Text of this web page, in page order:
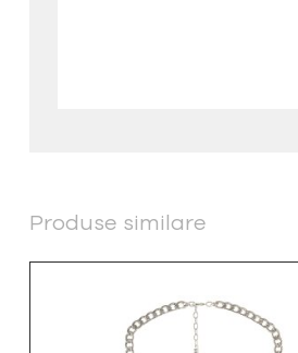
Produse similare